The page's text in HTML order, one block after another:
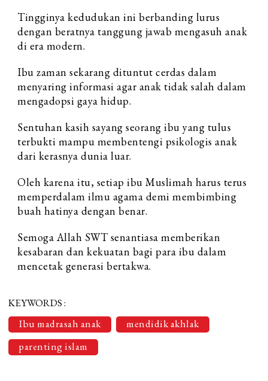
Tingginya kedudukan ini berbanding lurus
dengan beratnya tanggung jawab mengasuh anak
di era modern.
Ibu zaman sekarang dituntut cerdas dalam
menyaring informasi agar anak tidak salah dalam
mengadopsi gaya hidup.
Sentuhan kasih sayang seorang ibu yang tulus
terbukti mampu membentengi psikologis anak
dari kerasnya dunia luar.
Oleh karena itu, setiap ibu Muslimah harus terus
memperdalam ilmu agama demi membimbing
buah hatinya dengan benar.
Semoga Allah SWT senantiasa memberikan
kesabaran dan kekuatan bagi para ibu dalam
mencetak generasi bertakwa.
KEYWORDS :
Ibu madrasah anak
mendidik akhlak
parenting islam